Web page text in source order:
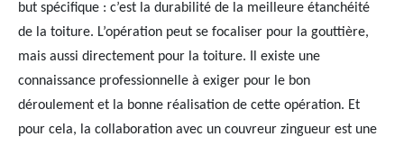
but spécifique : c’est la durabilité de la meilleure étanchéité
de la toiture. L’opération peut se focaliser pour la gouttière,
mais aussi directement pour la toiture. Il existe une
connaissance professionnelle à exiger pour le bon
déroulement et la bonne réalisation de cette opération. Et
pour cela, la collaboration avec un couvreur zingueur est une